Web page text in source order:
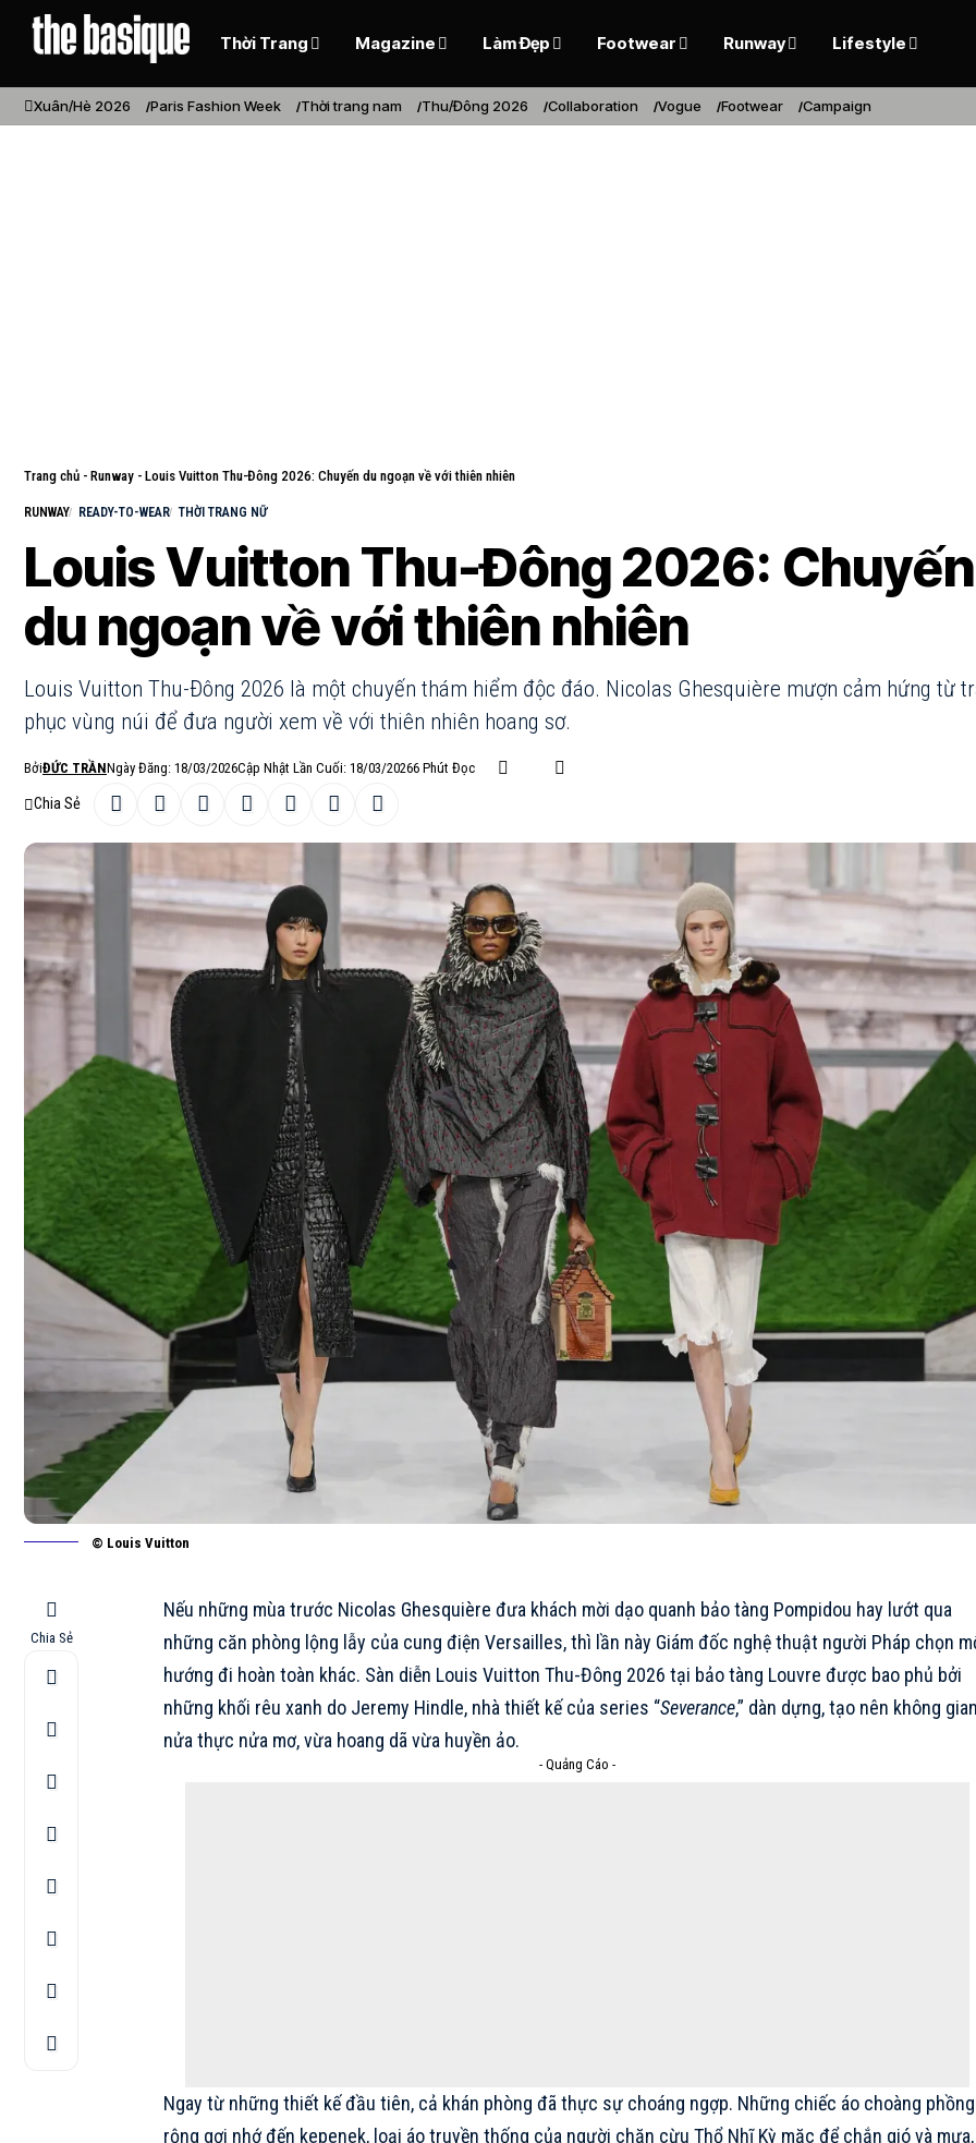
Thời Trang Magazine Làm Đẹp Footwear Runway Lifestyle
Xuân/Hè 2026 Paris Fashion Week Thời trang nam Thu/Đông 2026 Collaboration Vogue Footwear Campaign
Trang chủ - Runway - Louis Vuitton Thu-Đông 2026: Chuyến du ngoạn về với thiên nhiên
RUNWAY READY-TO-WEAR THỜI TRANG NỮ
Louis Vuitton Thu-Đông 2026: Chuyến
du ngoạn về với thiên nhiên
Louis Vuitton Thu-Đông 2026 là một chuyến thám hiểm độc đáo. Nicolas Ghesquière mượn cảm hứng từ
phục vùng núi để đưa người xem về với thiên nhiên hoang sơ.
BởiĐỨC TRẦNNgày Đăng: 18/03/2026Cập Nhật Lần Cuối: 18/03/20266 Phút Đọc
Chia Sẻ
© Louis Vuitton
Chia Sẻ
Nếu những mùa trước Nicolas Ghesquière đưa khách mời dạo quanh bảo tàng Pompidou hay lướt qua
những căn phòng lộng lẫy của cung điện Versailles, thì lần này Giám đốc nghệ thuật người Pháp chọn
hướng đi hoàn toàn khác. Sàn diễn Louis Vuitton Thu-Đông 2026 tại bảo tàng Louvre được bao phủ bởi
những khối rêu xanh do Jeremy Hindle, nhà thiết kế của series “Severance,” dàn dựng, tạo nên không
nửa thực nửa mơ, vừa hoang dã vừa huyền ảo.
- Quảng Cáo -
Ngay từ những thiết kế đầu tiên, cả khán phòng đã thực sự choáng ngợp. Những chiếc áo choàng phồng
rộng gợi nhớ đến kepenek, loại áo truyền thống của người chăn cừu Thổ Nhĩ Kỳ mặc để chắn gió và mưa,